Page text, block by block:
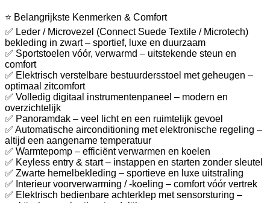
⭐ Belangrijkste Kenmerken & Comfort
✅ Leder / Microvezel (Connect Suede Textile / Microtech)
bekleding in zwart – sportief, luxe en duurzaam
✅ Sportstoelen vóór, verwarmd – uitstekende steun en
comfort
✅ Elektrisch verstelbare bestuurdersstoel met geheugen –
optimaal zitcomfort
✅ Volledig digitaal instrumentenpaneel – modern en
overzichtelijk
✅ Panoramdak – veel licht en een ruimtelijk gevoel
✅ Automatische airconditioning met elektronische regeling –
altijd een aangename temperatuur
✅ Warmtepomp – efficiënt verwarmen en koelen
✅ Keyless entry & start – instappen en starten zonder sleutel
✅ Zwarte hemelbekleding – sportieve en luxe uitstraling
✅ Interieur voorverwarming / -koeling – comfort vóór vertrek
✅ Elektrisch bedienbare achterklep met sensorsturing –